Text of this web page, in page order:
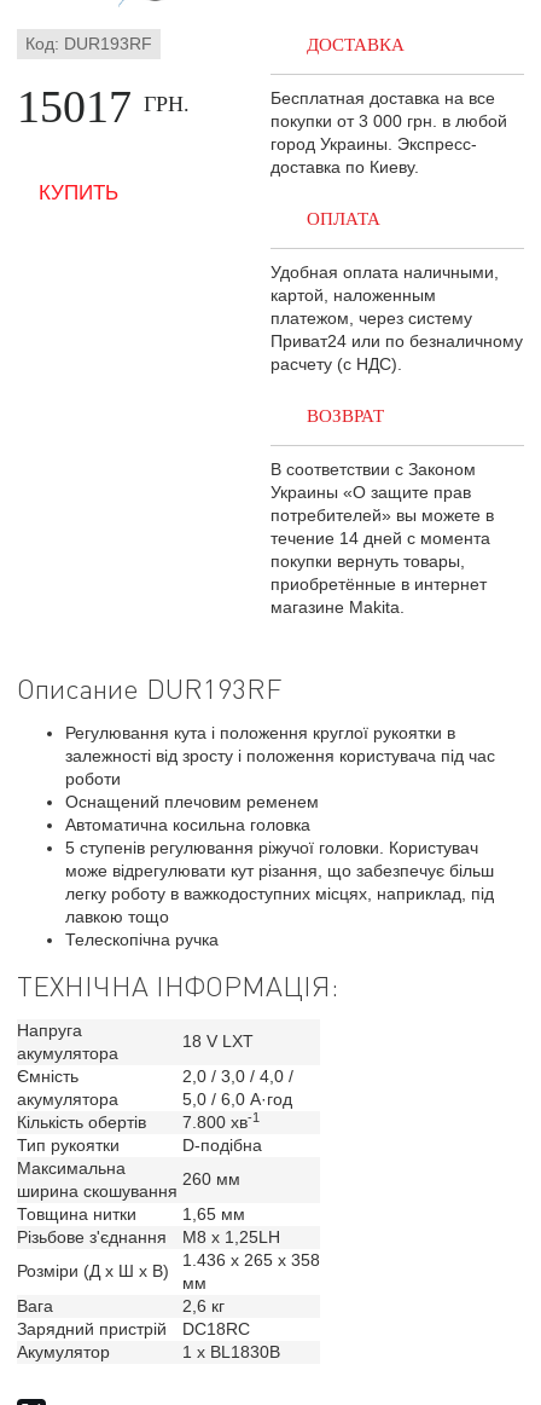
Код: DUR193RF
15017ГРН.
ДОСТАВКА
Бесплатная доставка на все
покупки от 3 000 грн. в любой
город Украины. Экспресс-
доставка по Киеву.
ОПЛАТА
Удобная оплата наличными,
картой, наложенным
платежом, через систему
Приват24 или по безналичному
расчету (с НДС).
ВОЗВРАТ
В соответствии с Законом
Украины «О защите прав
потребителей» вы можете в
течение 14 дней с момента
покупки вернуть товары,
приобретённые в интернет
магазине Makita.
Описание DUR193RF
Регулювання кута і положення круглої рукоятки в
залежності від зросту і положення користувача під час
роботи
Оснащений плечовим ременем
Автоматична косильна головка
5 ступенів регулювання ріжучої головки. Користувач
може відрегулювати кут різання, що забезпечує більш
легку роботу в важкодоступних місцях, наприклад, під
лавкою тощо
Телескопічна ручка
ТЕХНІЧНА ІНФОРМАЦІЯ:
Напруга
акумулятора
18 V LXT
Ємність
акумулятора
2,0 / 3,0 / 4,0 /
5,0 / 6,0 А·год
Кількість обертів
7.800 хв-1
Тип рукоятки
D-подібна
Максимальна
ширина скошування
260 мм
Товщина нитки
1,65 мм
Різьбове з'єднання
M8 x 1,25LH
Розміри (Д х Ш х В)
1.436 x 265 x 358
мм
Вага
2,6 кг
Зарядний пристрій
DC18RC
Акумулятор
1 x BL1830B